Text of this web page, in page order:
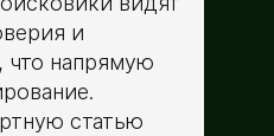
и
что напрямую
статью